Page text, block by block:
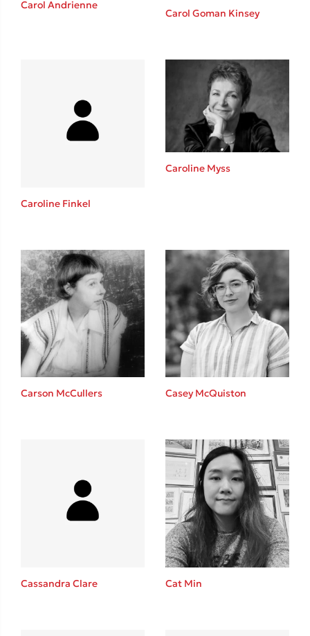
Καθρέφτης
Sebastian Fitzek
Στέφανος Ξενάκης
Το λεξικό της ζωής σου
Το λιμάνι μου είσαι εσύ
Carol Andrienne
Carol Goman Kinsey
Caroline Finkel
Caroline Myss
Carson McCullers Casey McQuiston
Cassandra Clare Cat Min